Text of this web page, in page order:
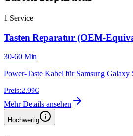
1 Service
Tasten Reparatur (OEM-
30-60 Min
Power-Taste Kabel für Samsung
Preis:2.99€
Mehr Details ansehen
Hochwertig